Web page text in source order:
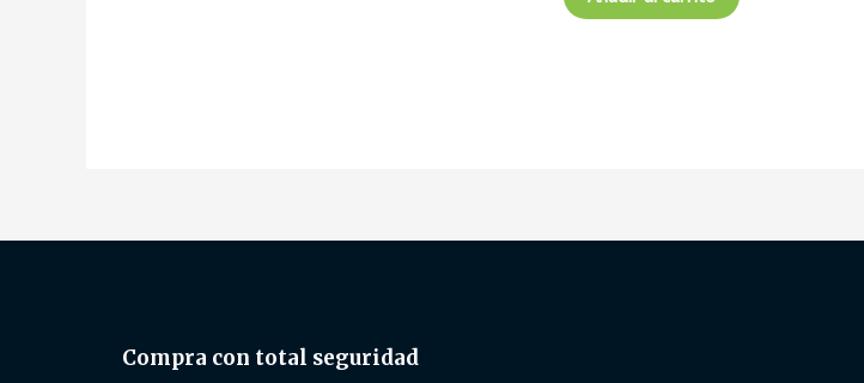
Compra con total seguridad